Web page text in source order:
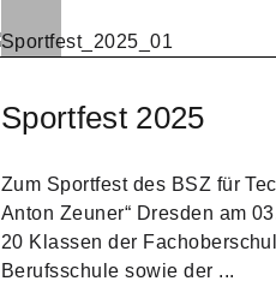
Sportfest 2025
Zum Sportfest des BSZ für
Anton Zeuner“ Dresden am
20 Klassen der
Berufsschule sowie der ...